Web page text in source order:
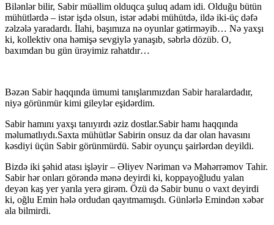
Bilənlər bilir, Sabir müəllim olduqca şuluq adam idi. Olduğu bütün
mühütlərdə – istər işdə olsun, istər ədəbi mühütdə, ildə iki-üç dəfə
zəlzələ yaradardı. İlahi, başımıza nə oyunlar gətirməyib… Nə yaxşı
ki, kollektiv ona həmişə sevgiylə yanaşıb, səbrlə dözüb. O,
baxımdan bu gün ürəyimiz rahatdır…
Bəzən Sabir haqqında ümumi tanışlarımızdan Sabir haralardadır,
niyə görünmür kimi gileylər eşidərdim.
Sabir hamını yaxşı tanıyırdı əziz dostlar.Sabir hamı haqqında
məlumatlıydı.Saxta mühütlər Sabirin onsuz da dar olan havasını
kəsdiyi üçün Sabir görünmürdü. Sabir oyunçu şairlərdən deyildi.
Bizdə iki şəhid atası işləyir – Əliyev Nəriman və Məhərrəmov Tahir.
Sabir hər onları görəndə mənə deyirdi ki, koppayoğludu yalan
deyən kaş yer yarıla yerə girəm. Özü də Sabir bunu o vaxt deyirdi
ki, oğlu Emin hələ ordudan qayıtmamışdı. Günlərlə Emindən xəbər
ala bilmirdi.